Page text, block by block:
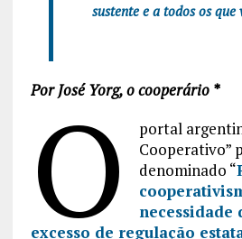
sustente e a todos os
Por José Yorg, o cooperário *
O
portal
Cooperativo”
denominado “
excesso de regulação